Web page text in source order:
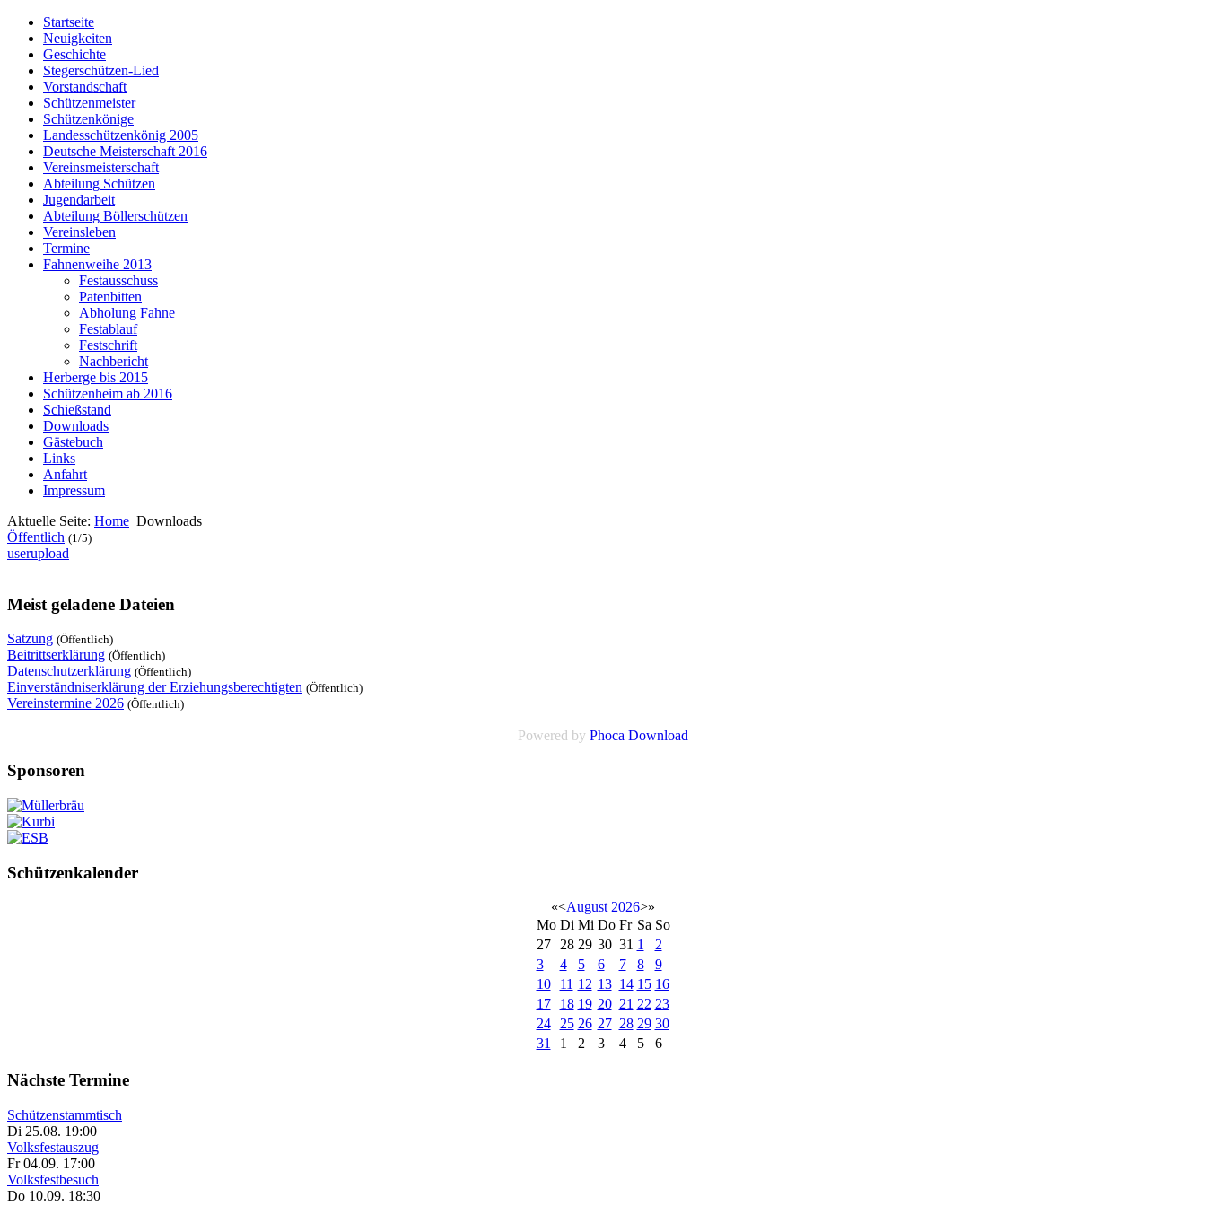
Startseite
Neuigkeiten
Geschichte
Stegerschützen-Lied
Vorstandschaft
Schützenmeister
Schützenkönige
Landesschützenkönig 2005
Deutsche Meisterschaft 2016
Vereinsmeisterschaft
Abteilung Schützen
Jugendarbeit
Abteilung Böllerschützen
Vereinsleben
Termine
Fahnenweihe 2013
Festausschuss
Patenbitten
Abholung Fahne
Festablauf
Festschrift
Nachbericht
Herberge bis 2015
Schützenheim ab 2016
Schießstand
Downloads
Gästebuch
Links
Anfahrt
Impressum
Aktuelle Seite: Home Downloads
Öffentlich (1/5)
userupload
Meist geladene Dateien
Satzung (Öffentlich)
Beitrittserklärung (Öffentlich)
Datenschutzerklärung (Öffentlich)
Einverständniserklärung der Erziehungsberechtigten (Öffentlich)
Vereinstermine 2026 (Öffentlich)
Powered by Phoca Download
Sponsoren
Schützenkalender
«<August 2026>»
Mo Di Mi Do Fr Sa So
27
28 29 30 31 1
2
3
4 5 6 7 8
9
10
11 12 13 14 15 16
17
18 19 20 21 22 23
24
25 26 27 28 29 30
31
1 2 3 4 5 6
Nächste Termine
Schützenstammtisch
Di 25.08. 19:00
Volksfestauszug
Fr 04.09. 17:00
Volksfestbesuch
Do 10.09. 18:30